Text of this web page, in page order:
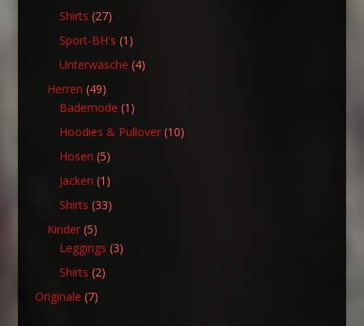
Produkte
Shirts 2727
Produkte
Sport-BH's 1 1
Produkt
Unterwäsche 44
Herren 4949
Produkte
Bademode 1 1
Produkt
Hoodies & Pullover 1010
Hosen 55
Produkte
Jacken 1 1
Produkt
Shirts 3333
Kinder 55
Produkte
Leggings 33
Shirts 22
Originale 77